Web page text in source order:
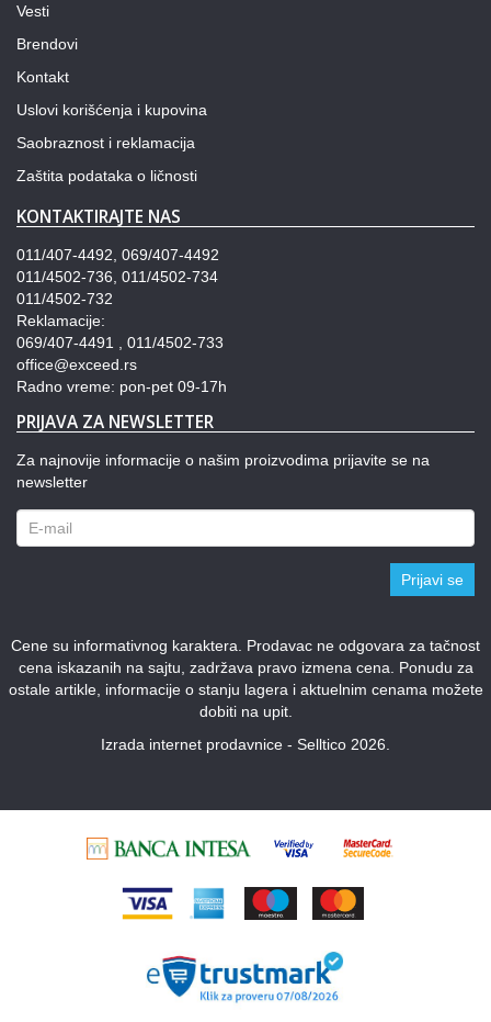
Vesti
Brendovi
Kontakt
Uslovi korišćenja i kupovina
Saobraznost i reklamacija
Zaštita podataka o ličnosti
KONTAKTIRAJTE NAS
011/407-4492, 069/407-4492
011/4502-736, 011/4502-734
011/4502-732
Reklamacije:
069/407-4491 , 011/4502-733
office@exceed.rs
Radno vreme: pon-pet 09-17h
PRIJAVA ZA NEWSLETTER
Za najnovije informacije o našim proizvodima prijavite se na
newsletter
Prijavi se
Cene su informativnog karaktera. Prodavac ne odgovara za tačnost
cena iskazanih na sajtu, zadržava pravo izmena cena. Ponudu za
ostale artikle, informacije o stanju lagera i aktuelnim cenama možete
dobiti na upit.
Izrada internet prodavnice - Selltico 2026.